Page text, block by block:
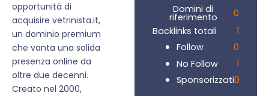
opportunità di
acquisire vetrinista.it,
un dominio premium
che vanta una solida
presenza online da
oltre due decenni.
Creato nel 2000,
Domini di
riferimento
0
Backlinks totali
1
Follow
0
No Follow
1
Sponsorizzati0